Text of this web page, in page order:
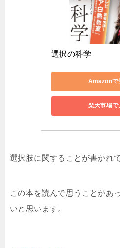
選択の科学
Amazonで
楽天市場で
選択肢に関することが書かれ
この本を読んで思うことがあ
いと思います。